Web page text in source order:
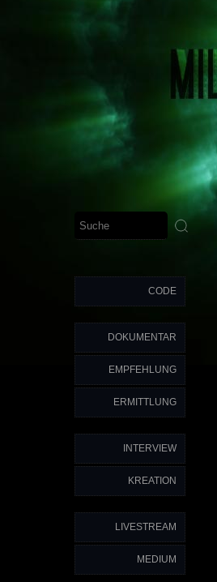
CODE
DOKUMENTAR
EMPFEHLUNG
ERMITTLUNG
INTERVIEW
KREATION
LIVESTREAM
MEDIUM